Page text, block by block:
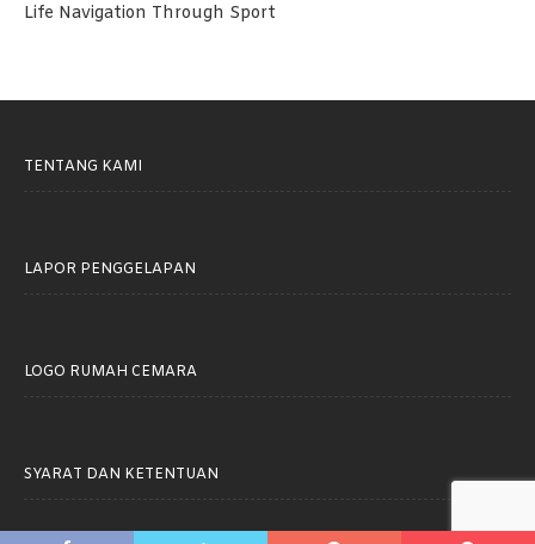
Life Navigation Through Sport
TENTANG KAMI
LAPOR PENGGELAPAN
LOGO RUMAH CEMARA
SYARAT DAN KETENTUAN
Rumah Cemara © 2021. All rights reserved.